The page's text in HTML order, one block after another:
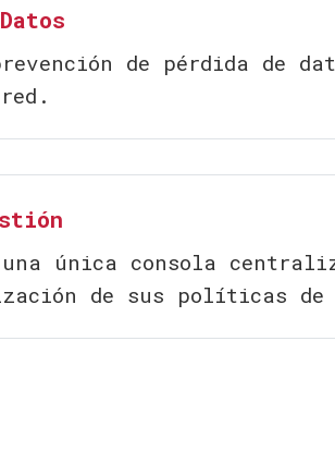
de pérdida de
una única consola
de sus políticas de